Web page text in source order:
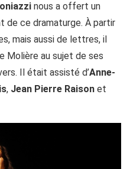
nous a offert un
ce dramaturge. À partir
mais aussi de lettres, il
Molière au sujet de ses
Il était assisté d’Anne-
, Jean Pierre Raison et